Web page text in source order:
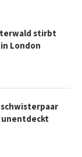
stirbt
London
unentdeckt